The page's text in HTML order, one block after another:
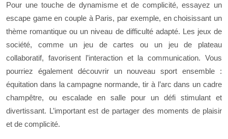
Pour une touche de dynamisme et de complicité, essayez un
escape game en couple à Paris, par exemple, en choisissant un
thème romantique ou un niveau de difficulté adapté. Les jeux de
société, comme un jeu de cartes ou un jeu de plateau
collaboratif, favorisent l’interaction et la communication. Vous
pourriez également découvrir un nouveau sport ensemble :
équitation dans la campagne normande, tir à l’arc dans un cadre
champêtre, ou escalade en salle pour un défi stimulant et
divertissant. L’important est de partager des moments de plaisir
et de complicité.